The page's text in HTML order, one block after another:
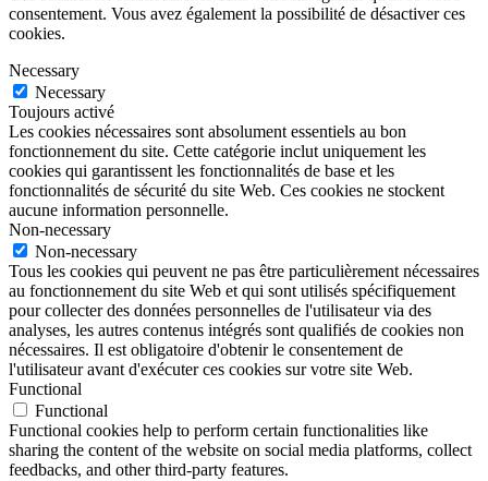
consentement. Vous avez également la possibilité de désactiver ces
cookies.
Necessary
Necessary
Toujours activé
Les cookies nécessaires sont absolument essentiels au bon
fonctionnement du site. Cette catégorie inclut uniquement les
cookies qui garantissent les fonctionnalités de base et les
fonctionnalités de sécurité du site Web. Ces cookies ne stockent
aucune information personnelle.
Non-necessary
Non-necessary
Tous les cookies qui peuvent ne pas être particulièrement nécessaires
au fonctionnement du site Web et qui sont utilisés spécifiquement
pour collecter des données personnelles de l'utilisateur via des
analyses, les autres contenus intégrés sont qualifiés de cookies non
nécessaires. Il est obligatoire d'obtenir le consentement de
l'utilisateur avant d'exécuter ces cookies sur votre site Web.
Functional
Functional
Functional cookies help to perform certain functionalities like
sharing the content of the website on social media platforms, collect
feedbacks, and other third-party features.